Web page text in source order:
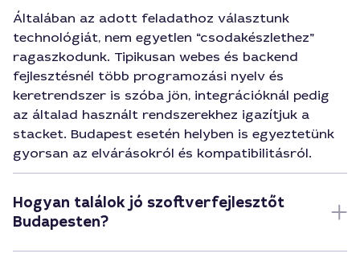
Általában az adott feladathoz választunk
technológiát, nem egyetlen “csodakészlethez”
ragaszkodunk. Tipikusan webes és backend
fejlesztésnél több programozási nyelv és
keretrendszer is szóba jön, integrációknál pedig
az általad használt rendszerekhez igazítjuk a
stacket. Budapest esetén helyben is egyeztetünk
gyorsan az elvárásokról és kompatibilitásról.
Hogyan találok jó szoftverfejlesztőt
Budapesten?